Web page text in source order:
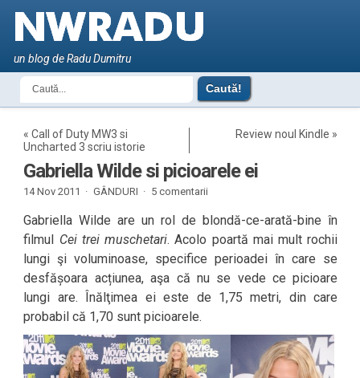
un blog de Radu Dumitru
«Call of Duty MW3 si
Uncharted 3 scriu istorie
Review noul Kindle »
Gabriella Wilde si picioarele ei
14 Nov 2011 · GÂNDURI · 5 comentarii
Gabriella Wilde are un rol de blondă-ce-arată-bine în
filmul Cei trei muschetari. Acolo poartă mai mult rochii
lungi şi voluminoase, specifice perioadei în care se
desfășoara acțiunea, aşa că nu se vede ce picioare
lungi are. Înălţimea ei este de 1,75 metri, din care
probabil că 1,70 sunt picioarele.